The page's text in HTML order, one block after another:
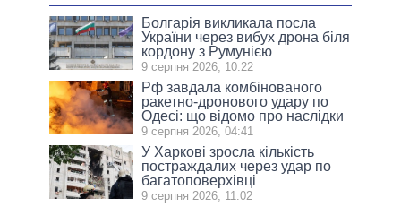
Болгарія викликала посла
України через вибух дрона біля
кордону з Румунією
9 серпня 2026, 10:22
Рф завдала комбінованого
ракетно-дронового удару по
Одесі: що відомо про наслідки
9 серпня 2026, 04:41
У Харкові зросла кількість
постраждалих через удар по
багатоповерхівці
9 серпня 2026, 11:02